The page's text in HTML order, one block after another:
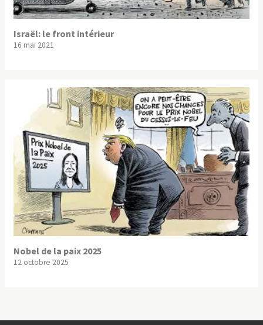
Israël: le front intérieur
16 mai 2021
Nobel de la paix 2025
12 octobre 2025